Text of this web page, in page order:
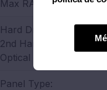
Max RAM:
Hard Drive:
2nd Hard Drive:
Optical Drive:
Panel Type: